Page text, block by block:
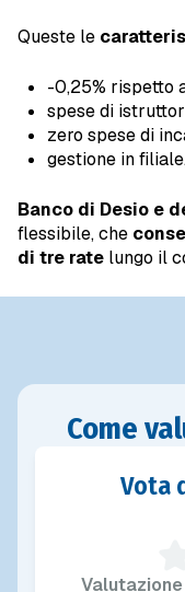
Queste le
-0,25% rispetto
spese di
zero spese di
gestione in
Banco di Desio e
flessibile, che
di tre rate lungo il
Come
Vota